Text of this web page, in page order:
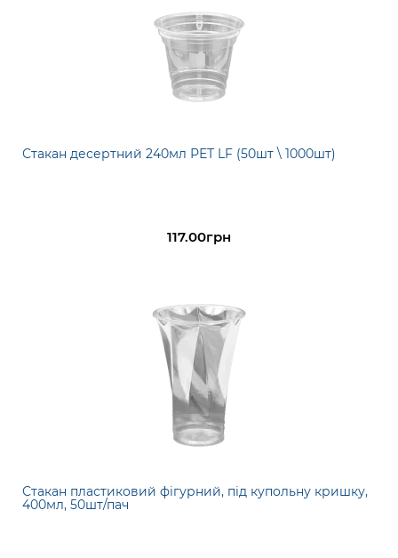
Стакан десертний 240мл РЕТ LF (50шт \ 1000шт)
117.00грн
Стакан пластиковий фігурний, під купольну кришку,
400мл, 50шт/пач